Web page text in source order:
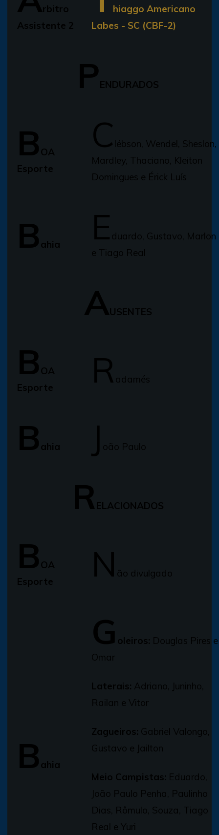
rbitro
Assistente 2
hiaggo Americano
Labes - SC (CBF-2)
PENDURADOS
B OA
Esporte
C lébson, Wendel, Sheslon,
Mardley, Thaciano, Kleiton
Domingues e Érick Luís
B ahia E duardo, Gustavo, Marlon
e Tiago Real
AUSENTES
B OA
Esporte
R adamés
B ahia J oão Paulo
RELACIONADOS
B OA
Esporte
N ão divulgado
B ahia
G oleiros: Douglas Pires e
Omar
Laterais: Adriano, Juninho,
Railan e Vitor
Zagueiros: Gabriel Valongo,
Gustavo e Jailton
Meio Campistas: Eduardo,
João Paulo Penha, Paulinho
Dias, Rômulo, Souza, Tiago
Real e Yuri